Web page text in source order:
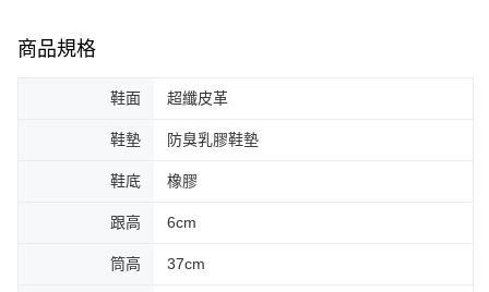
商品規格
鞋面 超纖皮革
鞋墊 防臭乳膠鞋墊
鞋底 橡膠
跟高 6cm
筒高 37cm